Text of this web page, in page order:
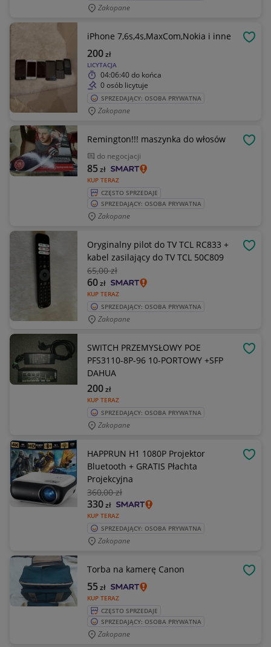
Zakopane
iPhone 7,6s,4s,MaxCom,Nokia i inne
LICYTACJA
200zł
04:06:40do końca
0 osób licytuje
SPRZEDAJĄCY: OSOBA PRYWATNA
Zakopane
Remington!!! maszynka do włosów
do negocjacji
KUP TERAZ
85zł
CZĘSTO SPRZEDAJE
SPRZEDAJĄCY: OSOBA PRYWATNA
Zakopane
Oryginalny pilot do TV TCL RC833 +
kabel zasilający do TV TCL 50C809
65,00 zł
KUP TERAZ
60zł
SPRZEDAJĄCY: OSOBA PRYWATNA
Zakopane
SWITCH PRZEMYSŁOWY POE
PFS3110-8P-96 10-PORTOWY +SFP
DAHUA
KUP TERAZ
200zł
SPRZEDAJĄCY: OSOBA PRYWATNA
Zakopane
HAPPRUN H1 1080P Projektor
Bluetooth + GRATIS Płachta
Projekcyjna
360,00 zł
KUP TERAZ
330zł
SPRZEDAJĄCY: OSOBA PRYWATNA
Zakopane
Torba na kamerę Canon
KUP TERAZ
55zł
CZĘSTO SPRZEDAJE
SPRZEDAJĄCY: OSOBA PRYWATNA
Zakopane